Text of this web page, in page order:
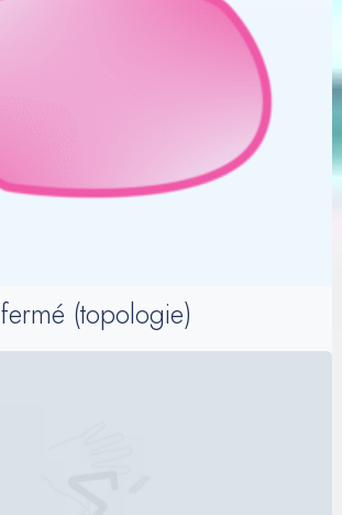
fermé (topologie)